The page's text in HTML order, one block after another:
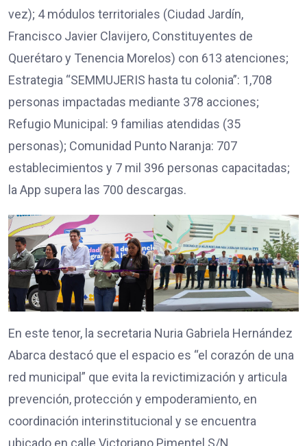
vez); 4 módulos territoriales (Ciudad Jardín,
Francisco Javier Clavijero, Constituyentes de
Querétaro y Tenencia Morelos) con 613 atenciones;
Estrategia “SEMMUJERIS hasta tu colonia”: 1,708
personas impactadas mediante 378 acciones;
Refugio Municipal: 9 familias atendidas (35
personas); Comunidad Punto Naranja: 707
establecimientos y 7 mil 396 personas capacitadas;
la App supera las 700 descargas.
En este tenor, la secretaria Nuria Gabriela Hernández
Abarca destacó que el espacio es “el corazón de una
red municipal” que evita la revictimización y articula
prevención, protección y empoderamiento, en
coordinación interinstitucional y se encuentra
ubicado en calle Victoriano Pimentel S/N